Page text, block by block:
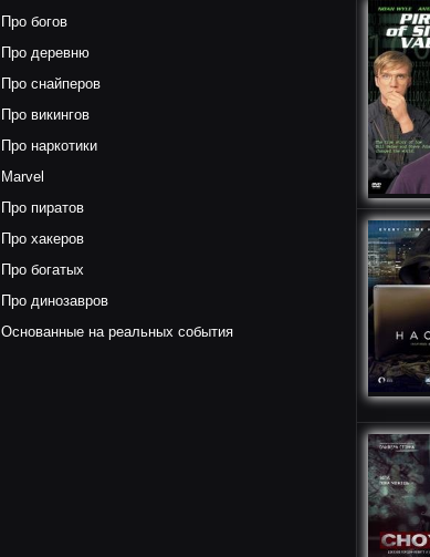
Про богов
Про деревню
Про снайперов
Про викингов
Про наркотики
Marvel
Про пиратов
Про хакеров
Про богатых
Про динозавров
Основанные на реальных события